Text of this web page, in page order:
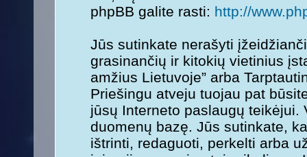
phpBB galite rasti: http://
Jūs sutinkate nerašyti
grasinančių ir kitokių vietinius
amžius Lietuvoje” arba
Priešingu atveju tuojau pat
jūsų Interneto paslaugų
duomenų bazę. Jūs sutinkate,
ištrinti, redaguoti, perkelti arba